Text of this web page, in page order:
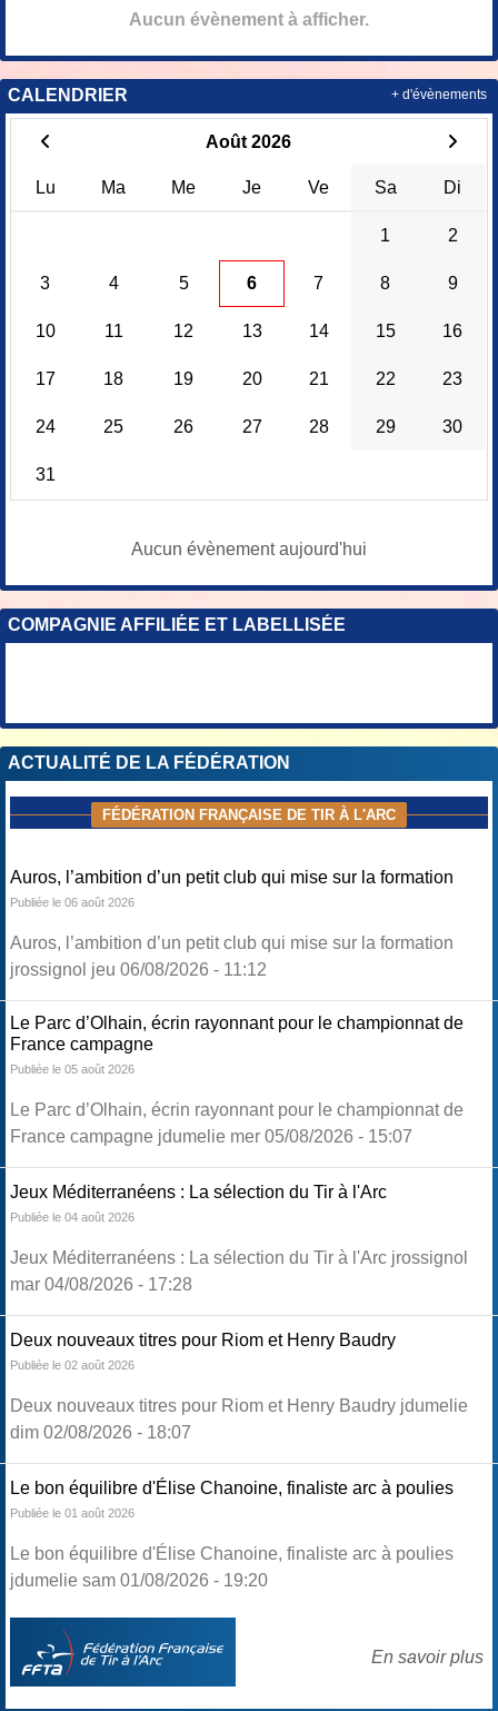
Aucun évènement à afficher.
CALENDRIER
Août 2026
Lu Ma Me Je Ve Sa Di
1 2
3 4 5 6 7 8 9
10 11 12 13 14 15 16
17 18 19 20 21 22 23
24 25 26 27 28 29 30
31
Aucun évènement aujourd'hui
+ d'évènements
COMPAGNIE AFFILIÉE ET LABELLISÉE
ACTUALITÉ DE LA FÉDÉRATION
FÉDÉRATION FRANÇAISE DE TIR À L'ARC
Auros, l’ambition d’un petit club qui mise sur la formation
Publiée le 06 août 2026
Auros, l’ambition d’un petit club qui mise sur la formation
jrossignol jeu 06/08/2026 - 11:12
Le Parc d’Olhain, écrin rayonnant pour le championnat de
France campagne
Publiée le 05 août 2026
Le Parc d’Olhain, écrin rayonnant pour le championnat de
France campagne jdumelie mer 05/08/2026 - 15:07
Jeux Méditerranéens : La sélection du Tir à l'Arc
Publiée le 04 août 2026
Jeux Méditerranéens : La sélection du Tir à l'Arc jrossignol
mar 04/08/2026 - 17:28
Deux nouveaux titres pour Riom et Henry Baudry
Publiée le 02 août 2026
Deux nouveaux titres pour Riom et Henry Baudry jdumelie
dim 02/08/2026 - 18:07
Le bon équilibre d'Élise Chanoine, finaliste arc à poulies
Publiée le 01 août 2026
Le bon équilibre d'Élise Chanoine, finaliste arc à poulies
jdumelie sam 01/08/2026 - 19:20
En savoir plus